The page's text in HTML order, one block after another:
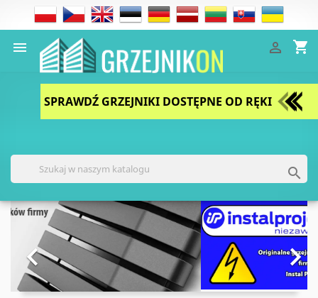
 shopping_cart

SPRAWDŹ GRZEJNIKI DOSTĘPNE OD RĘKI


Poprzedni
